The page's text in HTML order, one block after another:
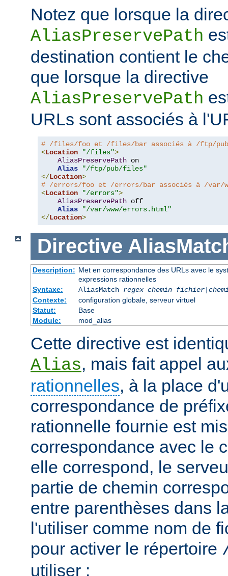
Notez que lorsque la
AliasPreservePath
destination contient le
que lorsque la directive
AliasPreservePath
URLs sont associés à
# /files/foo et /files/bar associés à /ftp/
<Location "/files">
AliasPreservePath on
Alias
"/ftp/pub/files"
</Location>
# /errors/foo et /errors/bar associés à /var/
<Location "/errors">
AliasPreservePath off
Alias
"/var/www/errors.html"
</Location>
Directive
Description: Met en correspondance des URLs avec le
expressions rationnelles
Syntaxe:
AliasMatch regex chemin fichier|
Contexte:
configuration globale, serveur virtuel
Statut:
Base
Module:
mod_alias
Cette directive est
Alias, mais fait appel
rationnelles, à la place
correspondance de
rationnelle fournie est
correspondance avec le
elle correspond, le
partie de chemin
entre parenthèses dans
l'utiliser comme nom de
pour activer le répertoire
utiliser :